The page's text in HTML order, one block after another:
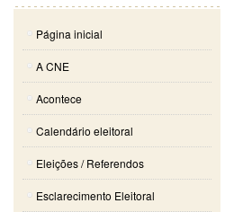
Página inicial
A CNE
Acontece
Calendário eleitoral
Eleições / Referendos
Esclarecimento Eleitoral